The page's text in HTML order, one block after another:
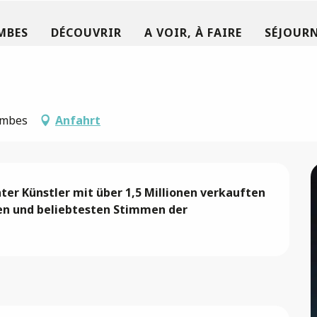
DÉCOUVRIR A VOIR, À FAIRE
Anfahrt
Künstler mit über 1,5 Millionen verkauften
und beliebtesten Stimmen der